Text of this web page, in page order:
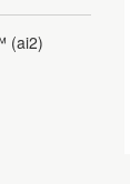
(ai2)